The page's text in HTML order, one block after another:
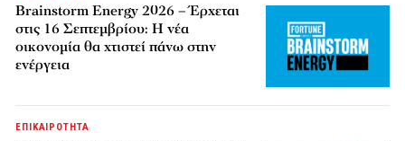
Brainstorm Energy 2026 – Έρχεται
στις 16 Σεπτεμβρίου: Η νέα
οικονομία θα χτιστεί πάνω στην
ενέργεια
ΕΠΙΚΑΙΡΟΤΗΤΑ